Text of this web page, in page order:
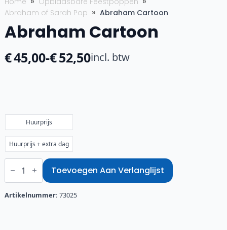
Abraham of Sarah Pop
Abraham Cartoon
Abraham Cartoon
€45,00-€52,50
Prijsklasse:
incl. btw
Huurprijs
Huurprijs + extra dag
Abraham
Cartoon Toevoegen Aan Verlanglijst
Artikelnummer: 73025